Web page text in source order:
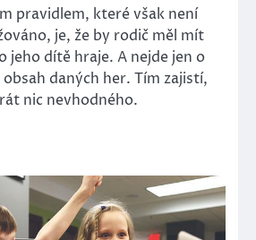
pravidlem, které však není
je, že by rodič měl mít
jeho dítě hraje. A nejde jen o
daných her. Tím zajistí,
nic nevhodného.